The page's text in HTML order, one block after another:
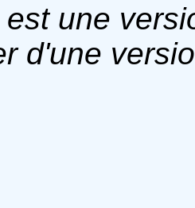
une
d'une